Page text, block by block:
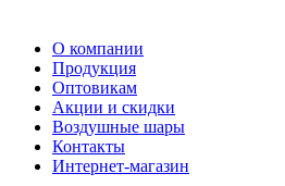
О компании
Продукция
Оптовикам
Акции и скидки
Воздушные шары
Контакты
Интернет-магазин